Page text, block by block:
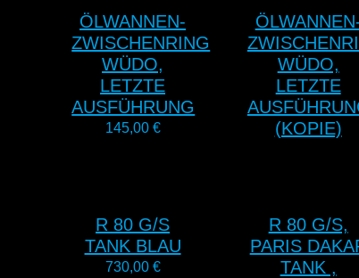
ÖLWANNEN-
ZWISCHENRING
WÜDO,
LETZTE
AUSFÜHRUNG
145,00 €
WÜDO,
LETZTE
(KOPIE)
R 80 G/S
TANK BLAU
730,00 €
R 80 G/S,
PARIS
TANK ,